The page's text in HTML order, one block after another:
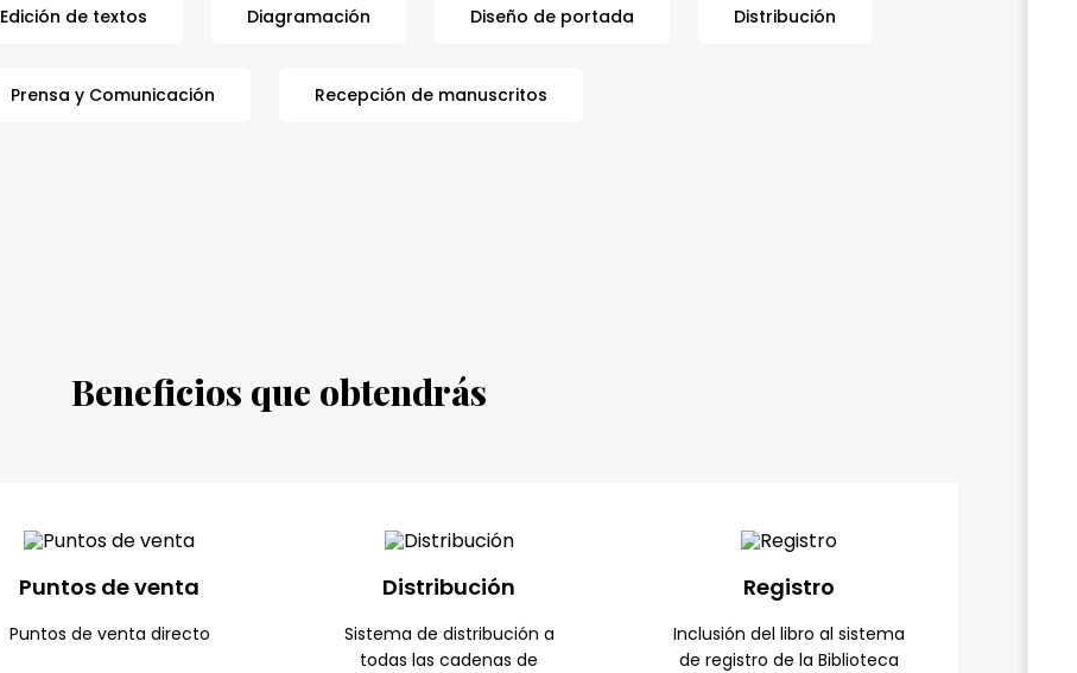
Edición de textos Diagramación Diseño de portada Distribución
Prensa y Comunicación Recepción de manuscritos
Beneficios que obtendrás
Puntos de venta
Puntos de venta directo
Distribución
Sistema de distribución a
todas las cadenas de
Registro
Inclusión del libro al sistema
de registro de la Biblioteca